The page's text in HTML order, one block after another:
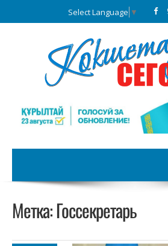
Select Language ▼
Метка:Госсекретарь